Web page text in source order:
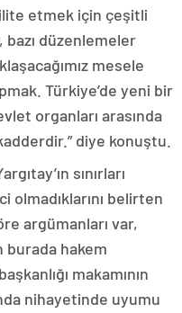
etmek için çeşitli
düzenlemeler
mesele
Türkiye’de yeni bir
organları arasında
diye konuştu.
sınırları
belirten
argümanları var,
burada hakem
makamının
nihayetinde uyumu